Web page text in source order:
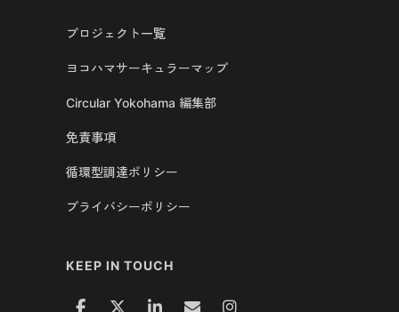
プロジェクト一覧
ヨコハマサーキュラーマップ
Circular Yokohama 編集部
免責事項
循環型調達ポリシー
プライバシーポリシー
KEEP IN TOUCH